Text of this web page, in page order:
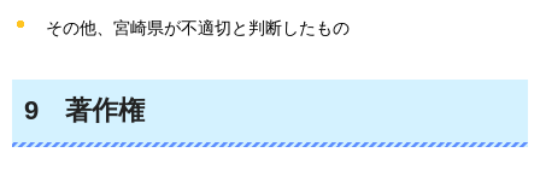
その他、宮崎県が不適切と判断したもの
9 著作権